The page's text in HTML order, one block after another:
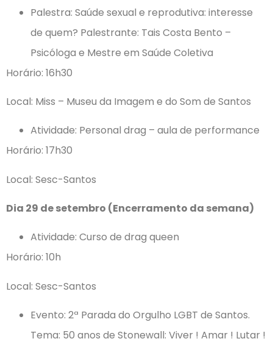
Palestra: Saúde sexual e reprodutiva: interesse
de quem? Palestrante: Tais Costa Bento –
Psicóloga e Mestre em Saúde Coletiva
Horário: 16h30
Local: Miss – Museu da Imagem e do Som de Santos
Atividade: Personal drag – aula de performance
Horário: 17h30
Local: Sesc-Santos
Dia 29 de setembro (Encerramento da semana)
Atividade: Curso de drag queen
Horário: 10h
Local: Sesc-Santos
Evento: 2ª Parada do Orgulho LGBT de Santos.
Tema: 50 anos de Stonewall: Viver ! Amar ! Lutar !